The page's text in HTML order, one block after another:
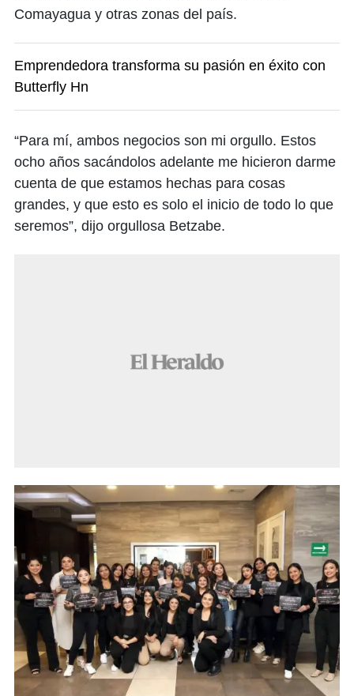
Comayagua y otras zonas del país.
Emprendedora transforma su pasión en éxito con
Butterfly Hn
“Para mí, ambos negocios son mi orgullo. Estos
ocho años sacándolos adelante me hicieron darme
cuenta de que estamos hechas para cosas
grandes, y que esto es solo el inicio de todo lo que
seremos”, dijo orgullosa Betzabe.